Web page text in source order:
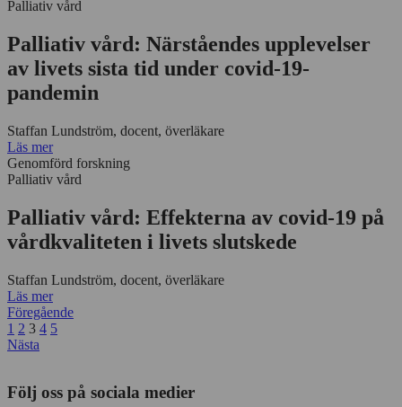
Palliativ vård
Palliativ vård: Närståendes upplevelser
av livets sista tid under covid-19-
pandemin
Staffan Lundström, docent, överläkare
Läs mer
Genomförd forskning
Palliativ vård
Palliativ vård: Effekterna av covid-19 på
vårdkvaliteten i livets slutskede
Staffan Lundström, docent, överläkare
Läs mer
Föregående
1 2 3 4 5
Nästa
Följ oss på sociala medier